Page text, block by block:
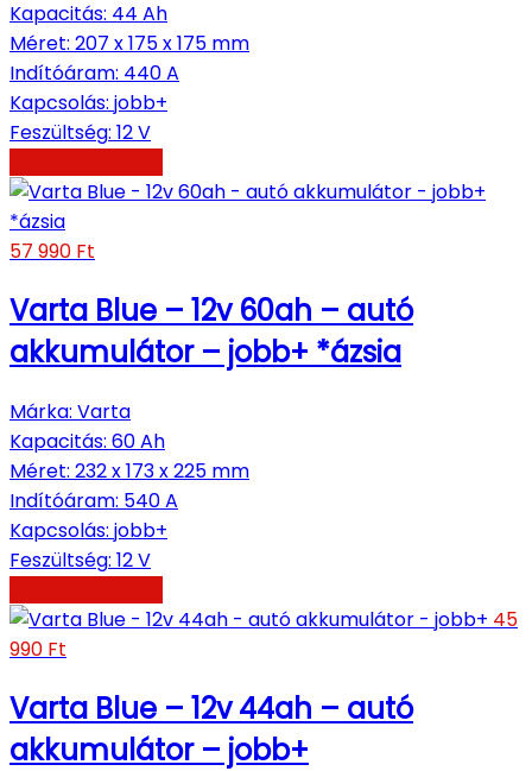
Kapacitás: 44 Ah
Méret: 207 x 175 x 175 mm
Indítóáram: 440 A
Kapcsolás: jobb+
Feszültség: 12 V
57 990 Ft
Varta Blue – 12v 60ah – autó
akkumulátor – jobb+ *ázsia
Márka: Varta
Kapacitás: 60 Ah
Méret: 232 x 173 x 225 mm
Indítóáram: 540 A
Kapcsolás: jobb+
Feszültség: 12 V
45
990 Ft
Varta Blue – 12v 44ah – autó
akkumulátor – jobb+